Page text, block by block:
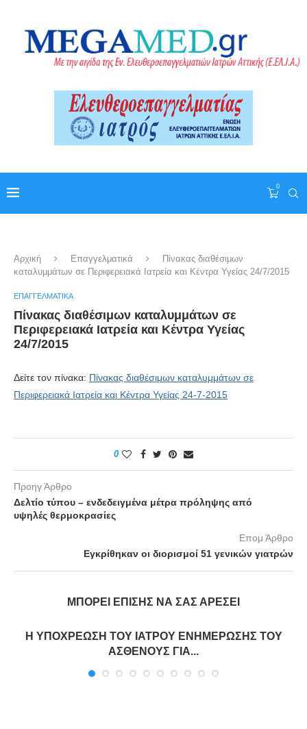
0
Αρχική Επαγγελματικά
Πίνακας διαθέσιμων
καταλυμμάτων σε Περιφερειακά Ιατρεία και Κέντρα Υγείας 24/7/2015
ΕΠΑΓΓΕΛΜΑΤΙΚΆ
Πίνακας διαθέσιμων καταλυμμάτων σε
Περιφερειακά Ιατρεία και Κέντρα Υγείας
24/7/2015
Δείτε τον πίνακα: Πίνακας διαθέσιμων καταλυμμάτων σε
Περιφερειακά Ιατρεία και Κέντρα Υγείας 24-7-2015
0
Προηγ Άρθρο
Δελτίο τύπου – ενδεδειγμένα μέτρα πρόληψης από
υψηλές θερμοκρασίες
Επομ Άρθρο
Εγκρίθηκαν οι διορισμοί 51 γενικών γιατρών
ΜΠΟΡΕΊ ΕΠΊΣΗΣ ΝΑ ΣΑΣ ΑΡΈΣΕΙ
Η ΥΠΟΧΡΕΩΣΗ ΤΟΥ ΙΑΤΡΟΥ ΕΝΗΜΕΡΩΣΗΣ ΤΟΥ
ΑΣΘΕΝΟΥΣ ΓΙΑ...